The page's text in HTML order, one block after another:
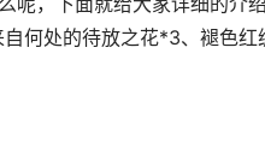
何处的待放之花*3、褪色